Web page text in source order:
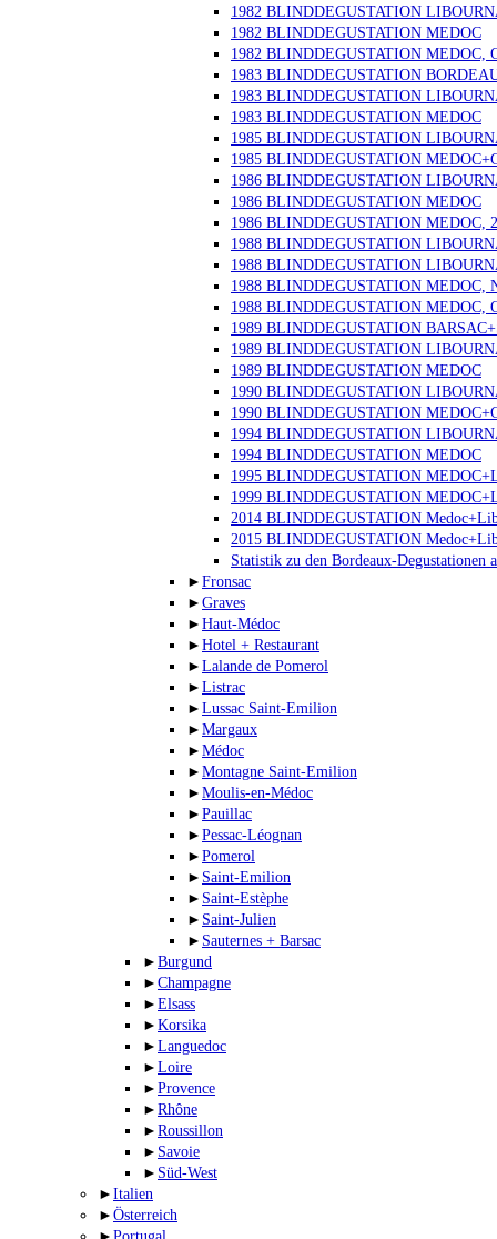
1982 BLINDDEGUSTATION
1982 BLINDDEGUSTATION MEDOC
1982 BLINDDEGUSTATION MEDOC,
1983 BLINDDEGUSTATION
1983 BLINDDEGUSTATION
1983 BLINDDEGUSTATION MEDOC
1985 BLINDDEGUSTATION
1985 BLINDDEGUSTATION
1986 BLINDDEGUSTATION
1986 BLINDDEGUSTATION MEDOC
1986 BLINDDEGUSTATION MEDOC,
1988 BLINDDEGUSTATION
1988 BLINDDEGUSTATION
1988 BLINDDEGUSTATION MEDOC,
1988 BLINDDEGUSTATION MEDOC,
1989 BLINDDEGUSTATION
1989 BLINDDEGUSTATION
1989 BLINDDEGUSTATION MEDOC
1990 BLINDDEGUSTATION
1990 BLINDDEGUSTATION
1994 BLINDDEGUSTATION
1994 BLINDDEGUSTATION MEDOC
1995 BLINDDEGUSTATION
1999 BLINDDEGUSTATION
2014 BLINDDEGUSTATION
2015 BLINDDEGUSTATION
Statistik zu den Bordeaux-Degustationen
► Fronsac
► Graves
► Haut-Médoc
► Hotel + Restaurant
► Lalande de Pomerol
► Listrac
► Lussac Saint-Emilion
► Margaux
► Médoc
► Montagne Saint-Emilion
► Moulis-en-Médoc
► Pauillac
► Pessac-Léognan
► Pomerol
► Saint-Emilion
► Saint-Estèphe
► Saint-Julien
► Sauternes + Barsac
► Burgund
► Champagne
► Elsass
► Korsika
► Languedoc
► Loire
► Provence
► Rhône
► Roussillon
► Savoie
► Süd-West
► Italien
► Österreich